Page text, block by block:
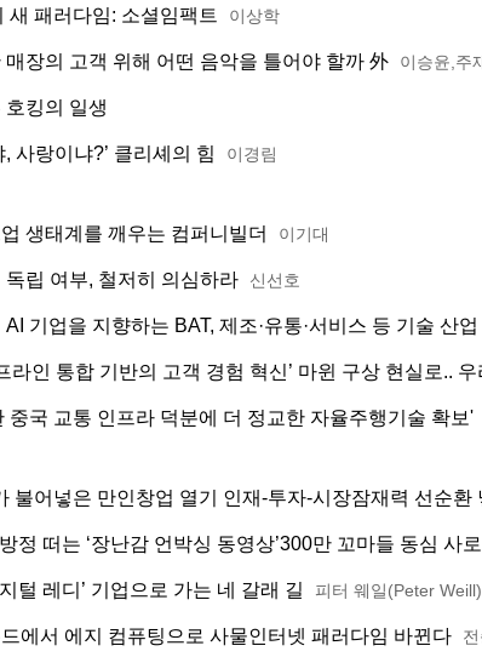
새 패러다임: 소셜임팩트 이상학
매장의 고객 위해 어떤 음악을 틀어야 할까 外 이승윤,주
호킹의 일생
, 사랑이냐?’ 클리셰의 힘 이경림
생태계를 깨우는 컴퍼니빌더 이기대
독립 여부, 철저히 의심하라 신선호
AI 기업을 지향하는 BAT, 제조·유통·서비스 등 기술 산
라인 통합 기반의 고객 경험 혁신’ 마윈 구상 현실로..
중국 교통 인프라 덕분에 더 정교한 자율주행기술 확보'
불어넣은 만인창업 열기 인재-투자-시장잠재력 선순환
정 떠는 ‘장난감 언박싱 동영상’300만 꼬마들 동심 사로
지털 레디’ 기업으로 가는 네 갈래 길 피터 웨일(Peter
에서 에지 컴퓨팅으로 사물인터넷 패러다임 바뀐다